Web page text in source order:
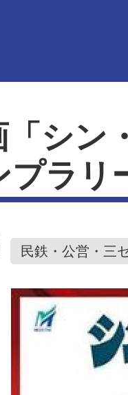
シン
プラリ
民鉄・公営・三